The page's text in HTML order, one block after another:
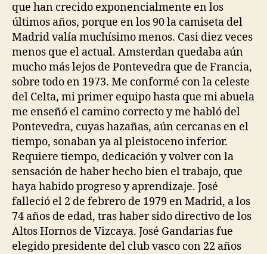
que han crecido exponencialmente en los
últimos años, porque en los 90 la camiseta del
Madrid valía muchísimo menos. Casi diez veces
menos que el actual. Amsterdan quedaba aún
mucho más lejos de Pontevedra que de Francia,
sobre todo en 1973. Me conformé con la celeste
del Celta, mi primer equipo hasta que mi abuela
me enseñó el camino correcto y me habló del
Pontevedra, cuyas hazañas, aún cercanas en el
tiempo, sonaban ya al pleistoceno inferior.
Requiere tiempo, dedicación y volver con la
sensación de haber hecho bien el trabajo, que
haya habido progreso y aprendizaje. José
falleció el 2 de febrero de 1979 en Madrid, a los
74 años de edad, tras haber sido directivo de los
Altos Hornos de Vizcaya. José Gandarias fue
elegido presidente del club vasco con 22 años